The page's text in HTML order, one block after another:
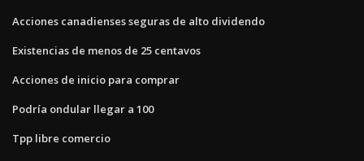
Acciones canadienses seguras de alto dividendo
Existencias de menos de 25 centavos
Acciones de inicio para comprar
Podría ondular llegar a 100
Tpp libre comercio